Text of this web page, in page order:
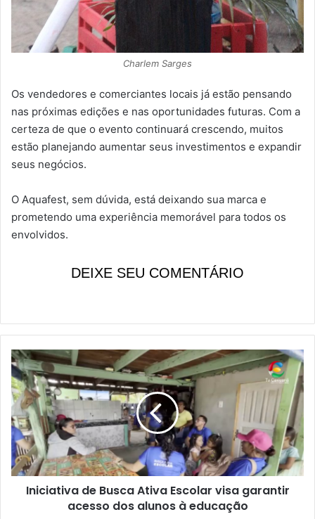
Charlem Sarges
Os vendedores e comerciantes locais já estão pensando
nas próximas edições e nas oportunidades futuras. Com a
certeza de que o evento continuará crescendo, muitos
estão planejando aumentar seus investimentos e expandir
seus negócios.
O Aquafest, sem dúvida, está deixando sua marca e
prometendo uma experiência memorável para todos os
envolvidos.
DEIXE SEU COMENTÁRIO
I
n
i
c
i
a
t
i
v
Iniciativa de Busca Ativa Escolar visa garantir
acesso dos alunos à educação